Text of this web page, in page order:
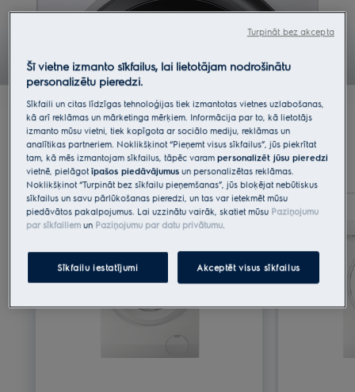
PerfectCare veļas mazgājamo mašīnu
sortiments
Šī vietne izmanto sīkfailus, lai lietotājam nodrošinātu
personalizētu pieredzi.
Sīkfaili un citas līdzīgas tehnoloģijas tiek izmantotas vietnes uzlabošanas,
kā arī reklāmas un mārketinga mērķiem. Informācija par to, kā lietotājs
izmanto mūsu vietni, tiek kopīgota ar sociālo mediju, reklāmas un
analītikas partneriem. Noklikšķinot “Pieņemt visus sīkfailus”, jūs piekrītat
tam, kā mēs izmantojam sīkfailus, tāpēc varampersonalizēt jūsu pieredzi
vietnē, pielāgotīpašos piedāvājumus un personalizētas reklāmas.
Noklikšķinot “Turpināt bez sīkfailu pieņemšanas”, jūs bloķējat nebūtiskus
sīkfailus un savu pārlūkošanas pieredzi, un tas var ietekmēt mūsu
piedāvātos pakalpojumus. Lai uzzinātu vairāk, skatiet mūsu Paziņojumu
par sīkfailiem un Paziņojumu par datu privātumu
Sīkfailu iestatījumi Akceptēt visus sīkfailus
Turpināt bez akcepta